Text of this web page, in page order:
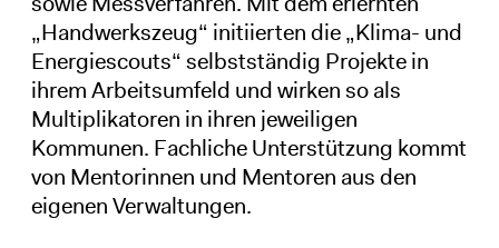
„Handwerkszeug“ initiierten die „Klima- und
Energiescouts“ selbstständig Projekte in
ihrem Arbeitsumfeld und wirken so als
Multiplikatoren in ihren jeweiligen
Kommunen. Fachliche Unterstützung kommt
von Mentorinnen und Mentoren aus den
eigenen Verwaltungen.